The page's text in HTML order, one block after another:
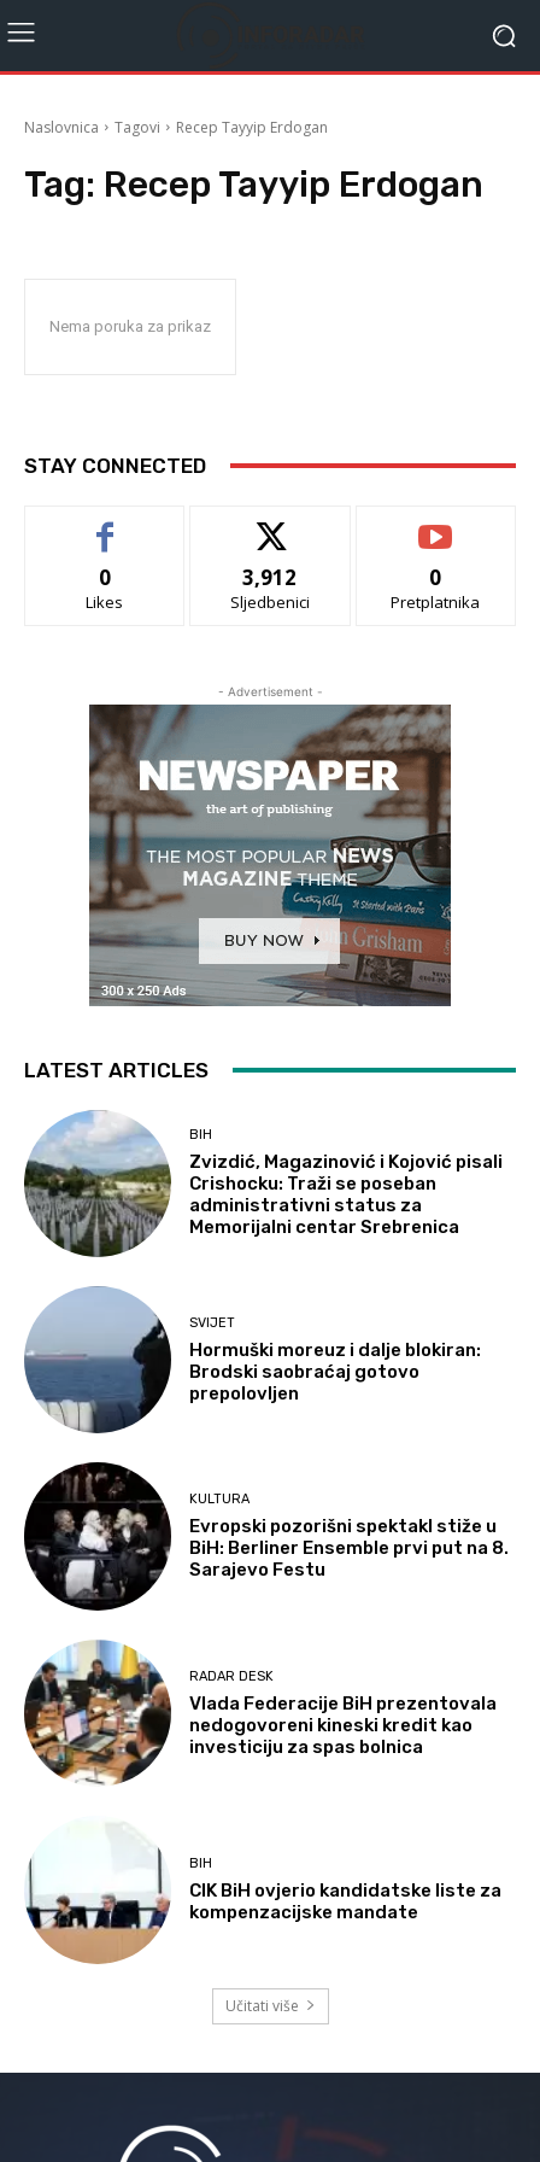
Naslovnica Tagovi Recep Tayyip Erdogan
Tag: Recep Tayyip Erdogan
Nema poruka za prikaz
STAY CONNECTED
0
Likes
3,912
Sljedbenici
0
Pretplatnika
- Advertisement -
LATEST ARTICLES
BIH
Zvizdić, Magazinović i Kojović pisali
Crishocku: Traži se poseban
administrativni status za
Memorijalni centar Srebrenica
SVIJET
Hormuški moreuz i dalje blokiran:
Brodski saobraćaj gotovo
prepolovljen
KULTURA
Evropski pozorišni spektakl stiže u
BiH: Berliner Ensemble prvi put na 8.
Sarajevo Festu
RADAR DESK
Vlada Federacije BiH prezentovala
nedogovoreni kineski kredit kao
investiciju za spas bolnica
BIH
CIK BiH ovjerio kandidatske liste za
kompenzacijske mandate
Učitati više